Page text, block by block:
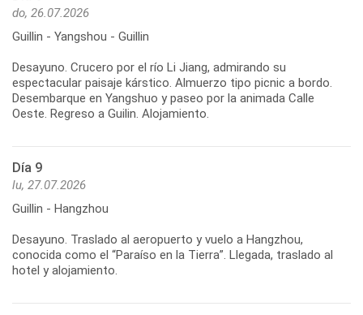
do, 26.07.2026
Guillin - Yangshou - Guillin
Desayuno. Crucero por el río Li Jiang, admirando su
espectacular paisaje kárstico. Almuerzo tipo picnic a bordo.
Desembarque en Yangshuo y paseo por la animada Calle
Día 9
lu, 27.07.2026
Guillin - Hangzhou
Desayuno. Traslado al aeropuerto y vuelo a Hangzhou,
conocida como el “Paraíso en la Tierra”. Llegada, traslado al